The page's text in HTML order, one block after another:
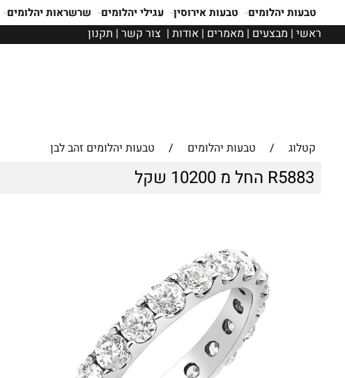
ראשי | מבצעים | מאמרים |אודות | צור קשר | תקנון
טבעות יהלומים טבעות אירוסין עגילי יהלומים שרשראות יהלומים
קטלוג / טבעות יהלומים / טבעות יהלומים זהב לבן
R5883 החל מ 10200 שקל